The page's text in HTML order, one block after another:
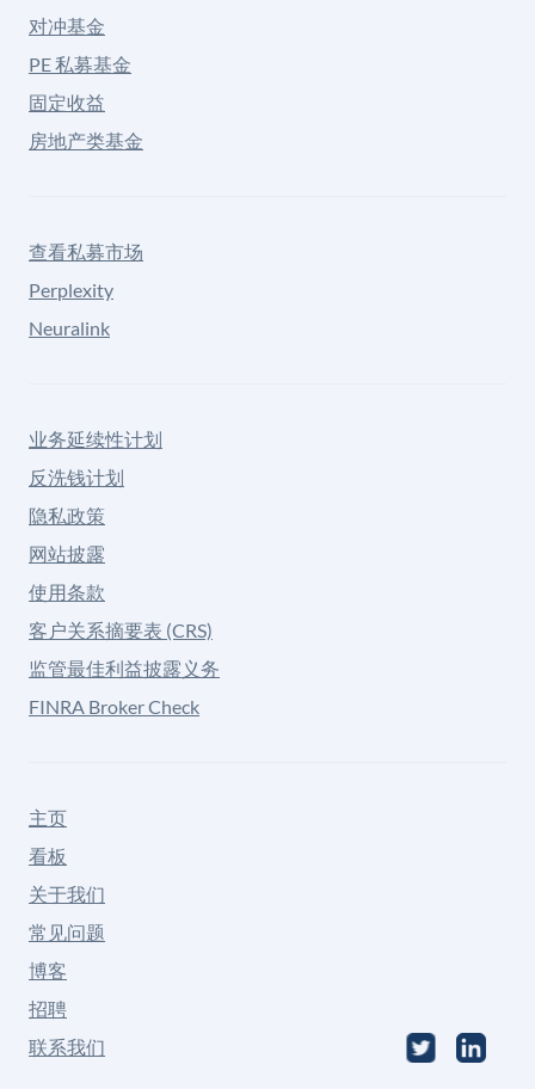
对冲基金
PE 私募基金
固定收益
房地产类基金
查看私募市场
Perplexity
Neuralink
业务延续性计划
反洗钱计划
隐私政策
网站披露
使用条款
客户关系摘要表 (CRS)
监管最佳利益披露义务
FINRA Broker Check
主页
看板
关于我们
常见问题
博客
招聘
联系我们